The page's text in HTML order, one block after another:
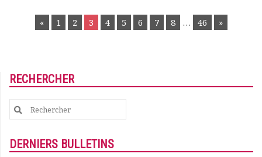
POSTS
NAVIGATION
« 1 2 3 4 5 6 7 8 … 46 »
RECHERCHER
Search
for:
DERNIERS BULLETINS